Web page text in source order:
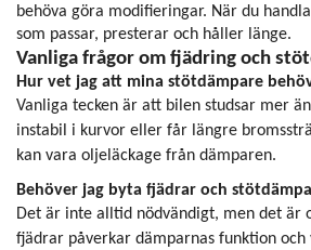
behöva göra modifieringar. När du
som passar, presterar och håller länge.
Vanliga frågor om fjädring och
Hur vet jag att mina stötdämpare
Vanliga tecken är att bilen studsar mer
instabil i kurvor eller får längre
kan vara oljeläckage från dämparen.
Behöver jag byta fjädrar och
Det är inte alltid nödvändigt, men det är
fjädrar påverkar dämparnas funktion och